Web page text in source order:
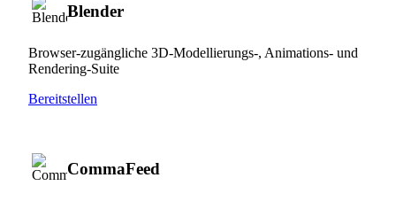
Blender
Browser-zugängliche 3D-Modellierungs-, Animations- und
Rendering-Suite
Bereitstellen
CommaFeed